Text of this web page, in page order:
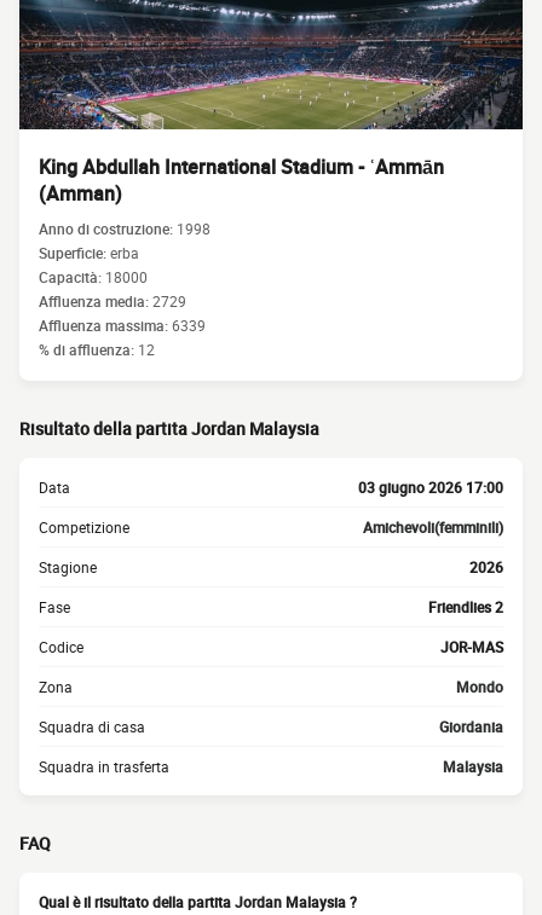
King Abdullah International Stadium - ʿAmmān
(Amman)
Anno di costruzione: 1998
Superficie:erba
Capacità: 18000
Affluenza media:2729
Affluenza massima:6339
% di affluenza: 12
Risultato della partita Jordan Malaysia
Data 03 giugno 2026 17:00
Competizione Amichevoli(femminili)
Stagione 2026
Fase Friendlies 2
Codice JOR-MAS
Zona Mondo
Squadra di casa Giordania
Squadra in trasferta Malaysia
FAQ
Qual è il risultato della partita Jordan Malaysia ?